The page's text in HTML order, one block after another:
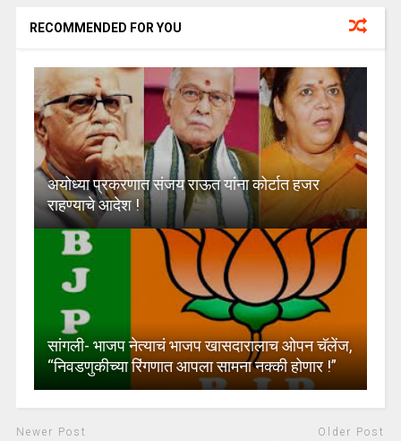
RECOMMENDED FOR YOU
अयोध्या प्रकरणात संजय राऊत यांना कोर्टात हजर
राहण्याचे आदेश !
सांगली- भाजप नेत्याचं भाजप खासदारालाच ओपन चॅलेंज,
“निवडणुकीच्या रिंगणात आपला सामना नक्की होणार !”
Newer Post Older Post